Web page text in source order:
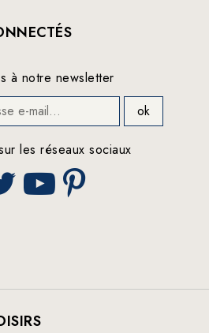
à notre newsletter
les réseaux sociaux